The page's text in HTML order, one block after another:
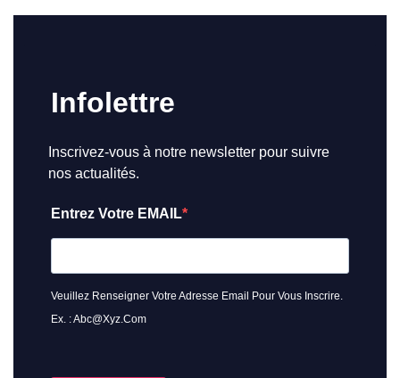
Infolettre
Inscrivez-vous à notre newsletter pour suivre
nos actualités.
Entrez Votre EMAIL
Veuillez Renseigner Votre Adresse Email Pour Vous Inscrire.
Ex. : Abc@xyz.com